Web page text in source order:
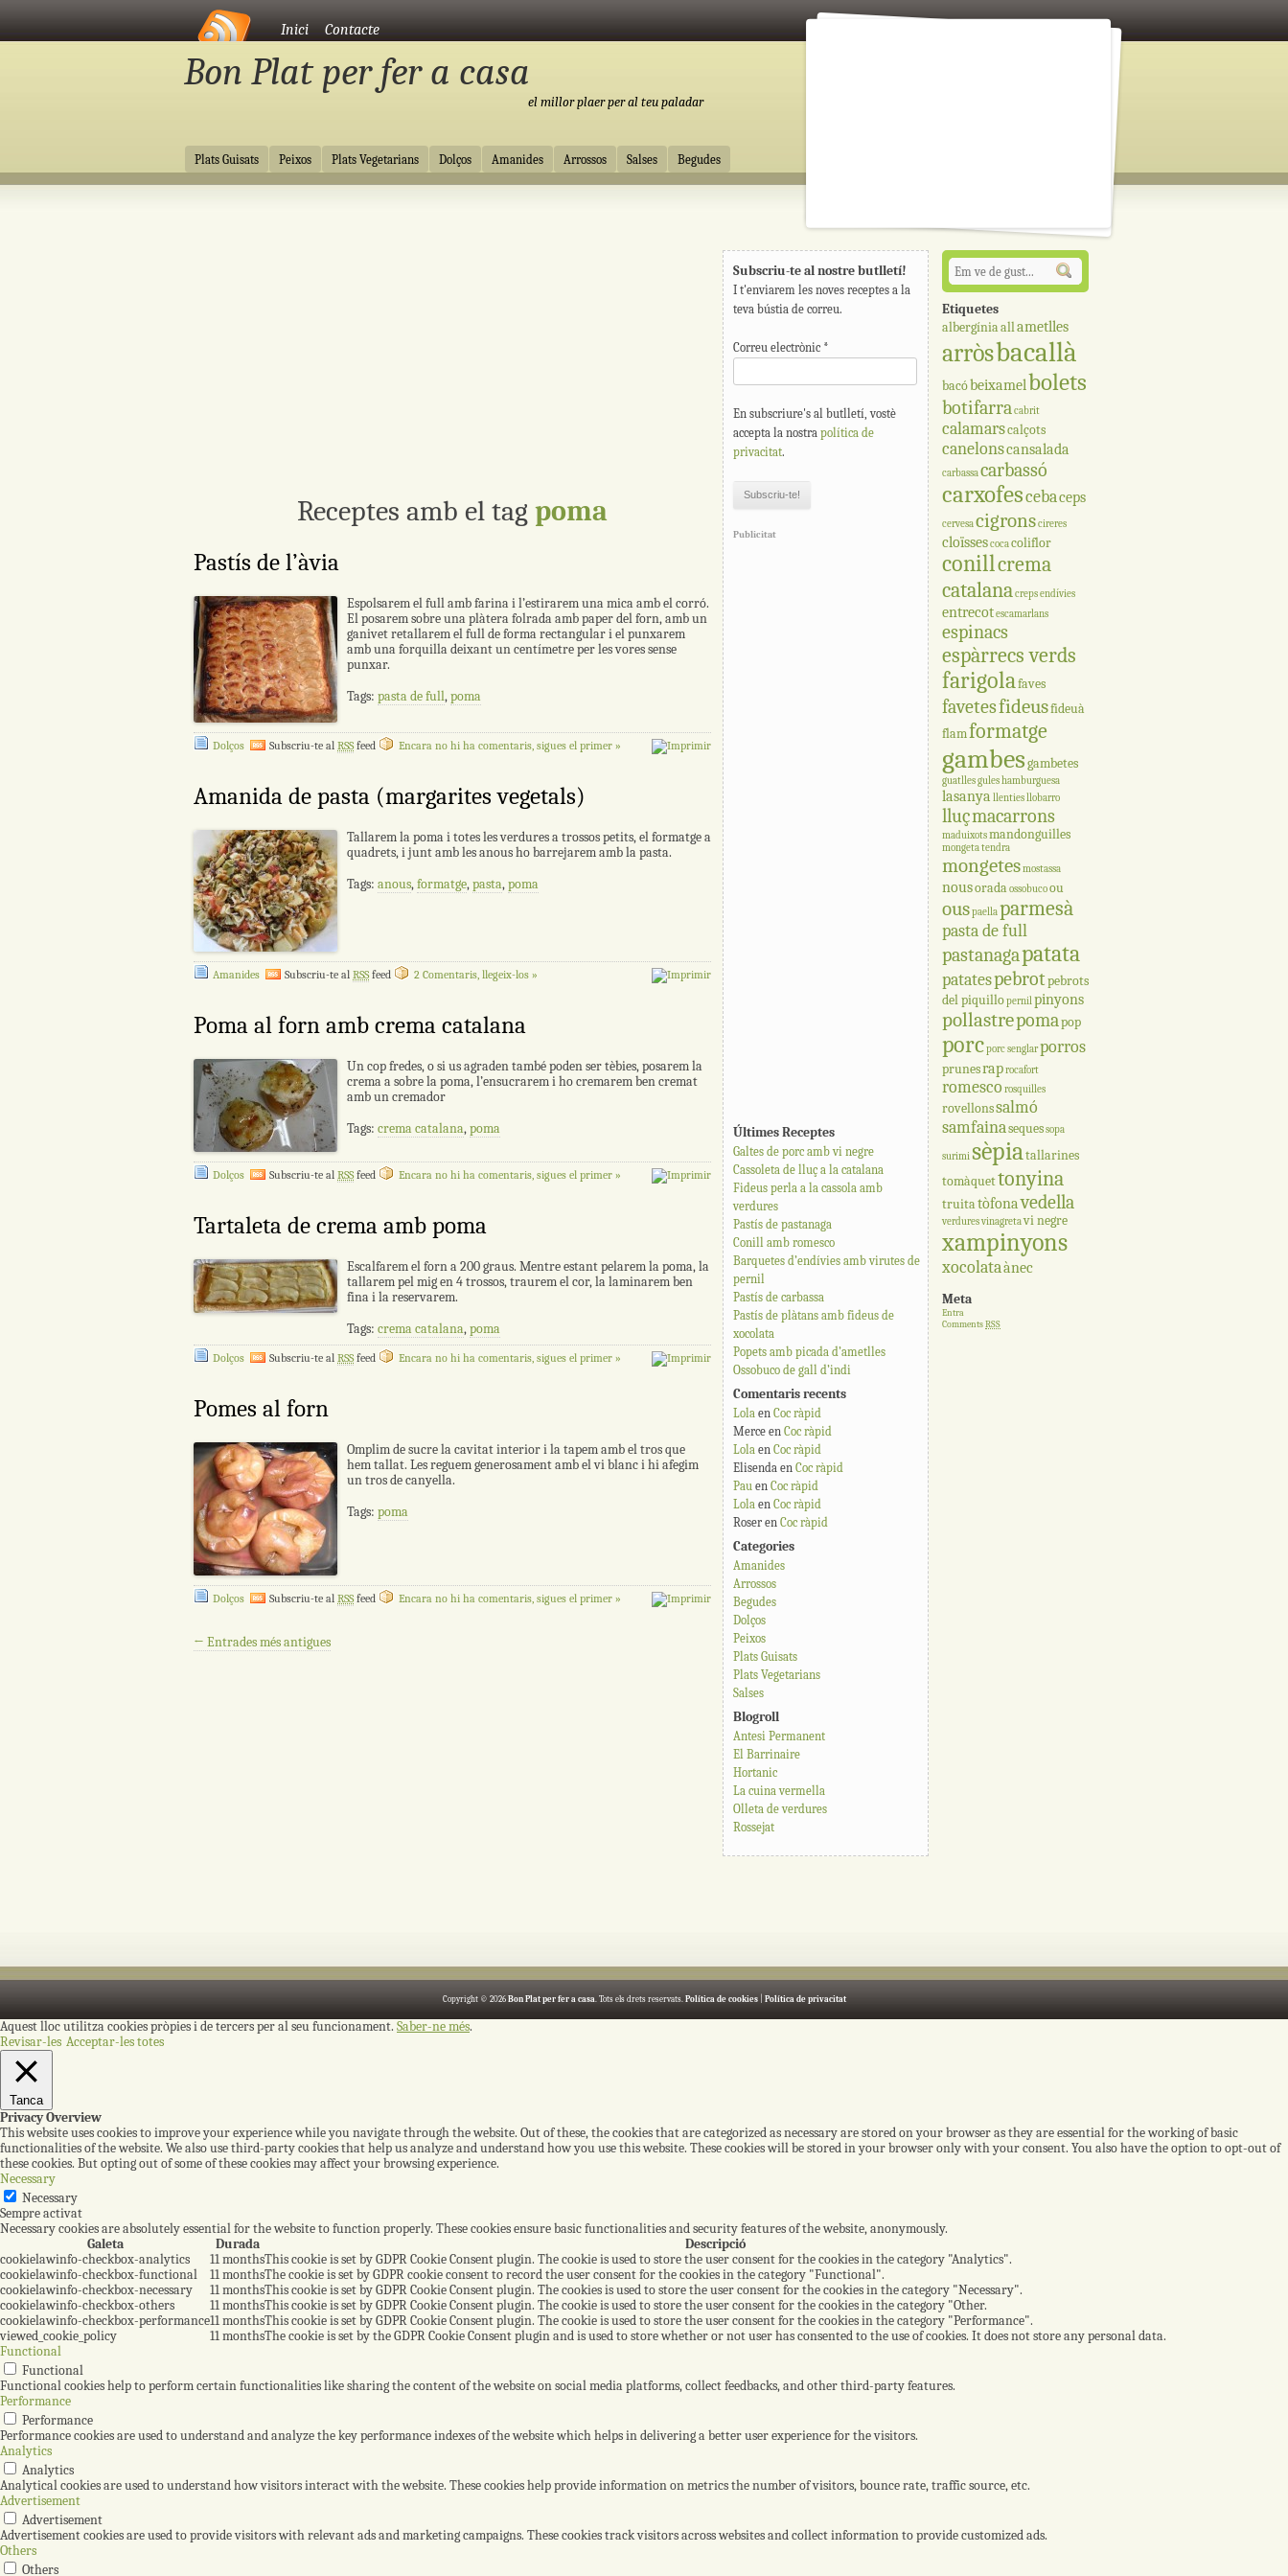
Vés al contingutInici Contacte
Bon Plat per fer a casa
el millor plaer per al teu paladar
Vés al contingut
Plats Guisats Peixos Plats Vegetarians Dolços Amanides Arrossos Salses Begudes
Receptes amb el tag poma
Pastís de l’àvia
Espolsarem el full amb farina i l’estirarem una mica amb el corró.
El posarem sobre una plàtera folrada amb paper del forn, amb un
ganivet retallarem el full de forma rectangular i el punxarem
amb una forquilla deixant un centímetre per les vores sense
punxar.
Tags: pasta de full,poma
Dolços Subscriu-te al RSSfeed Encara no hi ha comentaris, sigues el primer »
Amanida de pasta (margarites vegetals)
Tallarem la poma i totes les verdures a trossos petits, el formatge a
quadrets, i junt amb les anous ho barrejarem amb la pasta.
Tags: anous,formatge,pasta,poma
Amanides Subscriu-te al RSSfeed 2 Comentaris, llegeix-los »
Poma al forn amb crema catalana
Un cop fredes, o si us agraden també poden ser tèbies, posarem la
crema a sobre la poma, l’ensucrarem i ho cremarem ben cremat
amb un cremador
Tags: crema catalana,poma
Dolços Subscriu-te al RSSfeed Encara no hi ha comentaris, sigues el primer »
Tartaleta de crema amb poma
Escalfarem el forn a 200 graus. Mentre estant pelarem la poma, la
tallarem pel mig en 4 trossos, traurem el cor, la laminarem ben
fina i la reservarem.
Tags: crema catalana,poma
Dolços Subscriu-te al RSSfeed Encara no hi ha comentaris, sigues el primer »
Pomes al forn
Omplim de sucre la cavitat interior i la tapem amb el tros que
hem tallat. Les reguem generosament amb el vi blanc i hi afegim
un tros de canyella.
Tags: poma
Dolços Subscriu-te al RSSfeed Encara no hi ha comentaris, sigues el primer »
Navegació per les entrades
← Entrades més antigues
Subscriu-te al nostre butlletí!
I t'enviarem les noves receptes a la
teva bústia de correu.
Correu electrònic *
En subscriure's al butlletí, vostè
accepta la nostra política de
privacitat.
Publicitat
Últimes Receptes
Galtes de porc amb vi negre
Cassoleta de lluç a la catalana
Fideus perla a la cassola amb
verdures
Pastís de pastanaga
Conill amb romesco
Barquetes d’endívies amb virutes de
pernil
Pastís de carbassa
Pastís de plàtans amb fideus de
xocolata
Popets amb picada d’ametlles
Ossobuco de gall d’indi
Comentaris recents
Lola en Coc ràpid
Merce en Coc ràpid
Lola en Coc ràpid
Elisenda en Coc ràpid
Pau en Coc ràpid
Lola en Coc ràpid
Roser en Coc ràpid
Categories
Amanides
Arrossos
Begudes
Dolços
Peixos
Plats Guisats
Plats Vegetarians
Salses
Blogroll
Antesi Permanent
El Barrinaire
Hortanic
La cuina vermella
Olleta de verdures
Rossejat
Etiquetes
albergíniaallametlles
arròsbacallà
bacóbeixamelbolets
botifarracabrit
calamarscalçots
canelonscansalada
carbassacarbassó
carxofescebaceps
cervesacigronscireres
cloïssescocacoliflor
conillcrema
catalanacrepsendívies
entrecotescamarlans
espinacs
espàrrecs verds
farigolafaves
favetesfideusfideuà
flamformatge
gambes gambetes
guatllesguleshamburguesa
lasanya llentiesllobarro
lluçmacarrons
maduixotsmandonguilles
mongeta tendra
mongetesmostassa
nousoradaossobucoou
ouspaellaparmesà
pasta de full
pastanagapatata
patatespebrot pebrots
del piquillopernilpinyons
pollastrepomapop
porcporc senglarporros
prunesraprocafort
romesco rosquilles
rovellonssalmó
samfainasequessopa
surimi sèpiatallarines
tomàquettonyina
truitatòfonavedella
verduresvinagretavi negre
xampinyons
xocolataànec
Meta
Entra
CommentsRSS
Copyright © 2026 Bon Plat per fer a casa. Tots els drets reservats. Política de cookies| Política de privacitat
Aquest lloc utilitza cookies pròpies i de tercers per al seu funcionament. Saber-ne més.
Revisar-les Acceptar-les totes
Tanca
Privacy Overview
This website uses cookies to improve your experience while you navigate through the website. Out of these, the cookies that are categorized as necessary are stored on your browser as they are essential for the working of basic
functionalities of the website. We also use third-party cookies that help us analyze and understand how you use this website. These cookies will be stored in your browser only with your consent. You also have the option to opt-out of
these cookies. But opting out of some of these cookies may affect your browsing experience.
Necessary
Necessary
Sempre activat
Necessary cookies are absolutely essential for the website to function properly. These cookies ensure basic functionalities and security features of the website, anonymously.
Galeta
Durada
Descripció
cookielawinfo-checkbox-analytics
11 monthsThis cookie is set by GDPR Cookie Consent plugin. The cookie is used to store the user consent for the cookies in the category "Analytics".
cookielawinfo-checkbox-functional
11 monthsThe cookie is set by GDPR cookie consent to record the user consent for the cookies in the category "Functional".
cookielawinfo-checkbox-necessary
11 monthsThis cookie is set by GDPR Cookie Consent plugin. The cookies is used to store the user consent for the cookies in the category "Necessary".
cookielawinfo-checkbox-others
11 monthsThis cookie is set by GDPR Cookie Consent plugin. The cookie is used to store the user consent for the cookies in the category "Other.
cookielawinfo-checkbox-performance11 monthsThis cookie is set by GDPR Cookie Consent plugin. The cookie is used to store the user consent for the cookies in the category "Performance".
viewed_cookie_policy
11 monthsThe cookie is set by the GDPR Cookie Consent plugin and is used to store whether or not user has consented to the use of cookies. It does not store any personal data.
Functional
Functional
Functional cookies help to perform certain functionalities like sharing the content of the website on social media platforms, collect feedbacks, and other third-party features.
Performance
Performance
Performance cookies are used to understand and analyze the key performance indexes of the website which helps in delivering a better user experience for the visitors.
Analytics
Analytics
Analytical cookies are used to understand how visitors interact with the website. These cookies help provide information on metrics the number of visitors, bounce rate, traffic source, etc.
Advertisement
Advertisement
Advertisement cookies are used to provide visitors with relevant ads and marketing campaigns. These cookies track visitors across websites and collect information to provide customized ads.
Others
Others